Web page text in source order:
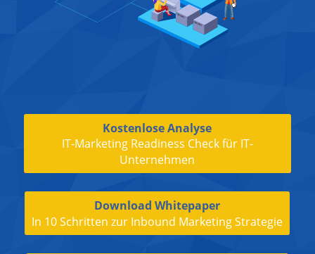
Kostenlose Analyse
IT-Marketing Readiness Check für IT-
Unternehmen
Download Whitepaper
In 10 Schritten zur Inbound Marketing Strategie